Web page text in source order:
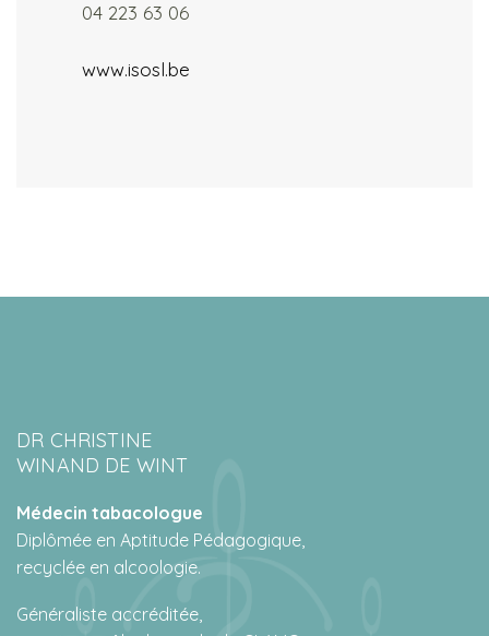
04 223 63 06
www.isosl.be
DR CHRISTINE
WINAND DE WINT
Médecin tabacologue
Diplômée en Aptitude Pédagogique,
recyclée en alcoologie.
Généraliste accréditée,